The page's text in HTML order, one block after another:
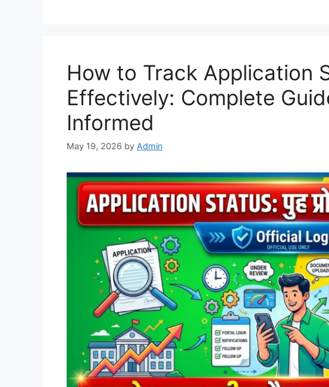
How to Track Application
Effectively: Complete
Informed
May 19, 2026 by Admin